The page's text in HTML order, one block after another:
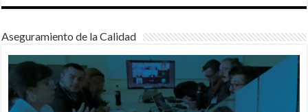
Aseguramiento de la Calidad